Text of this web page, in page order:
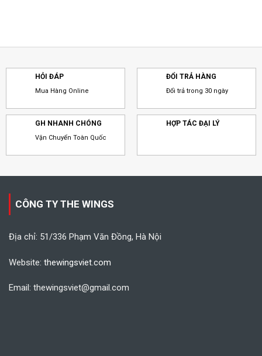
HỎI ĐÁP
Mua Hàng Online
ĐỔI TRẢ HÀNG
Đổi trả trong 30 ngày
GH NHANH CHÓNG
Vận Chuyển Toàn Quốc
HỢP TÁC ĐẠI LÝ
CÔNG TY THE WINGS
Địa chỉ: 51/336 Phạm Văn Đồng, Hà Nội
Website: thewingsviet.com
Email: thewingsviet@gmail.com